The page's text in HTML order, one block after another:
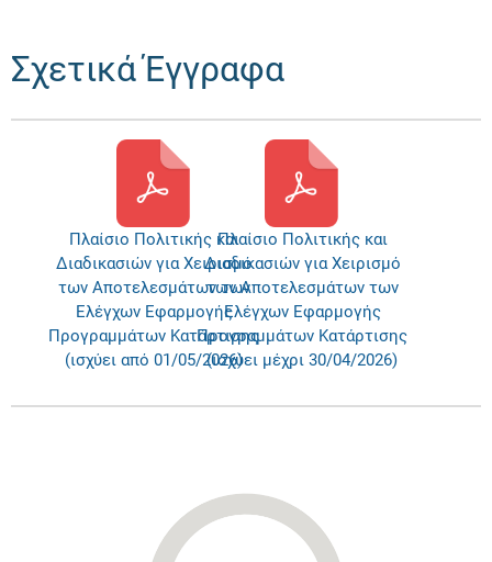
Σχετικά Έγγραφα
Πλαίσιο Πολιτικής και
Διαδικασιών για Χειρισμό
των Αποτελεσμάτων των
Ελέγχων Εφαρμογής
Προγραμμάτων Κατάρτισης
(ισχύει από 01/05/2026)
Πλαίσιο Πολιτικής και
Διαδικασιών για Χειρισμό
των Αποτελεσμάτων των
Ελέγχων Εφαρμογής
Προγραμμάτων Κατάρτισης
(ισχύει μέχρι 30/04/2026)